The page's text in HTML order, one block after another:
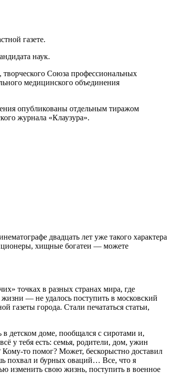
газете.
наук.
Союза профессиональных
медицинского объединения
опубликованы отдельным тиражом
журнала «Клаузура».
двадцать лет уже такого характера
хищные богатеи — можете
точках в разных странах мира, где
— не удалось поступить в московский
газеты города. Стали печататься статьи,
детском доме, пообщался с сиротами и,
у тебя есть: семья, родители, дом, ужин
Кому-то помог? Может, бескорыстно доставил
похвал и бурных оваций… Все, что я
изменить свою жизнь, поступить в военное